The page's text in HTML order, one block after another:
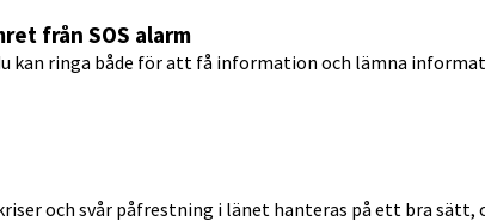
från SOS alarm
kan ringa både för att få information och lämna
och svår påfrestning i länet hanteras på ett bra sätt,